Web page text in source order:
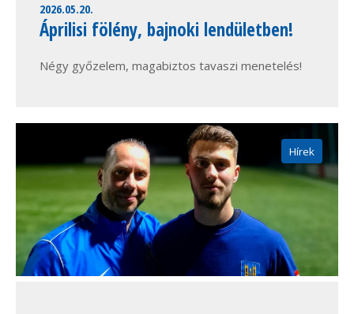
2026.05.20.
Áprilisi fölény, bajnoki lendületben!
Négy győzelem, magabiztos tavaszi menetelés!
Hírek